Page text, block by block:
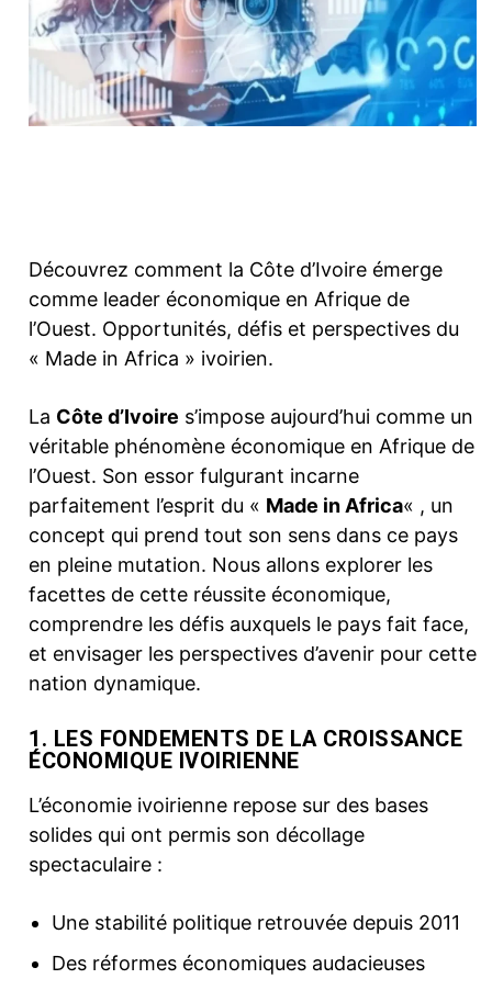
Découvrez comment la Côte d’Ivoire émerge
comme leader économique en Afrique de
l’Ouest. Opportunités, défis et perspectives du
« Made in Africa » ivoirien.
La Côte d’Ivoire s’impose aujourd’hui comme un
véritable phénomène économique en Afrique de
l’Ouest. Son essor fulgurant incarne
parfaitement l’esprit du « Made in Africa« , un
concept qui prend tout son sens dans ce pays
en pleine mutation. Nous allons explorer les
facettes de cette réussite économique,
comprendre les défis auxquels le pays fait face,
et envisager les perspectives d’avenir pour cette
nation dynamique.
1. LES FONDEMENTS DE LA CROISSANCE
ÉCONOMIQUE IVOIRIENNE
L’économie ivoirienne repose sur des bases
solides qui ont permis son décollage
spectaculaire :
Une stabilité politique retrouvée depuis 2011
Des réformes économiques audacieuses